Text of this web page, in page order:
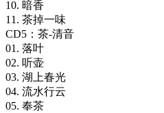
10. 暗香
11. 茶掉一味
CD5：茶-清音
01. 落叶
02. 听壶
03. 湖上春光
04. 流水行云
05. 奉茶